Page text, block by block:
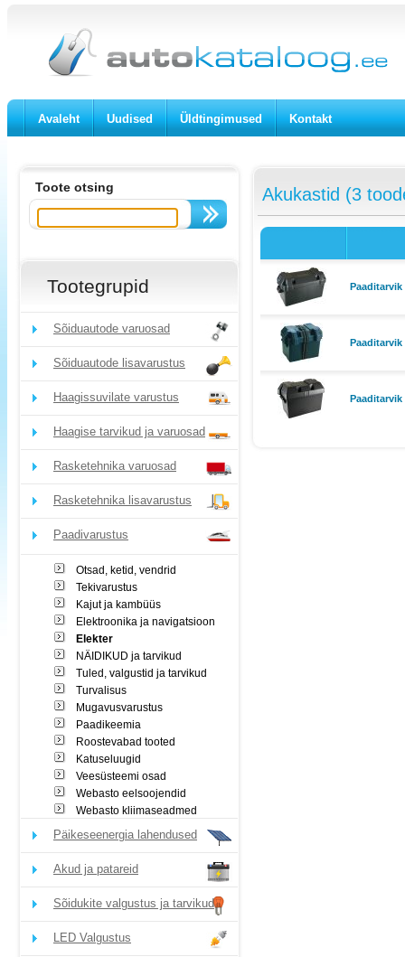
Avaleht Uudised Üldtingimused Kontakt
Toote otsing
Tootegrupid
Sõiduautode varuosad
Sõiduautode lisavarustus
Haagissuvilate varustus
Haagise tarvikud ja varuosad
Rasketehnika varuosad
Rasketehnika lisavarustus
Paadivarustus
Otsad, ketid, vendrid
Tekivarustus
Kajut ja kambüüs
Elektroonika ja navigatsioon
Elekter
NÄIDIKUD ja tarvikud
Tuled, valgustid ja tarvikud
Turvalisus
Mugavusvarustus
Paadikeemia
Roostevabad tooted
Katuseluugid
Veesüsteemi osad
Webasto eelsoojendid
Webasto kliimaseadmed
Päikeseenergia lahendused
Akud ja patareid
Sõidukite valgustus ja tarvikud
LED Valgustus
Akukastid (3
Paaditarvik
Paaditarvik
Paaditarvik